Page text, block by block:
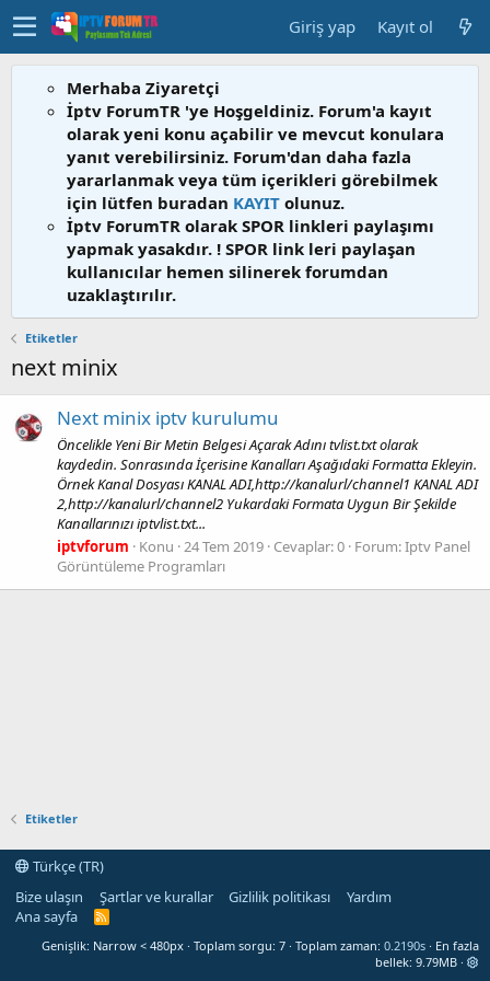
Giriş yap Kayıt ol
Merhaba Ziyaretçi
İptv ForumTR 'ye Hoşgeldiniz. Forum'a kayıt
olarak yeni konu açabilir ve mevcut konulara
yanıt verebilirsiniz. Forum'dan daha fazla
yararlanmak veya tüm içerikleri görebilmek
için lütfen buradan KAYIT olunuz.
İptv ForumTR olarak SPOR linkleri paylaşımı
yapmak yasakdır. ! SPOR link leri paylaşan
kullanıcılar hemen silinerek forumdan
uzaklaştırılır.
Etiketler
next minix
Next minix iptv kurulumu
Öncelikle Yeni Bir Metin Belgesi Açarak Adını tvlist.txt olarak
kaydedin. Sonrasında İçerisine Kanalları Aşağıdaki Formatta Ekleyin.
Örnek Kanal Dosyası KANAL ADI,http://kanalurl/channel1 KANAL ADI
2,http://kanalurl/channel2 Yukardaki Formata Uygun Bir Şekilde
Kanallarınızı iptvlist.txt...
iptvforum
Konu 24 Tem 2019 Cevaplar: 0 Forum:Iptv Panel
Görüntüleme Programları
Etiketler
Türkçe (TR)
Bize ulaşın
Şartlar ve kurallar Gizlilik politikası
Yardım
Ana sayfa
R
S
Genişlik Toplam sorgu 7 Toplam zaman 0.2190s
En fazla
bellek 9.79MB